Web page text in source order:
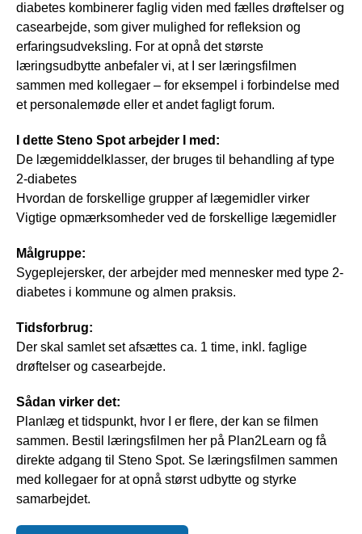
diabetes kombinerer faglig viden med fælles drøftelser og
casearbejde, som giver mulighed for refleksion og
erfaringsudveksling. For at opnå det største
læringsudbytte anbefaler vi, at I ser læringsfilmen
sammen med kollegaer – for eksempel i forbindelse med
et personalemøde eller et andet fagligt forum.
I dette Steno Spot arbejder I med:
De lægemiddelklasser, der bruges til behandling af type
2-diabetes
Hvordan de forskellige grupper af lægemidler virker
Vigtige opmærksomheder ved de forskellige lægemidler
Målgruppe:
Sygeplejersker, der arbejder med mennesker med type 2-
diabetes i kommune og almen praksis.
Tidsforbrug:
Der skal samlet set afsættes ca. 1 time, inkl. faglige
drøftelser og casearbejde.
Sådan virker det:
Planlæg et tidspunkt, hvor I er flere, der kan se filmen
sammen. Bestil læringsfilmen her på Plan2Learn og få
direkte adgang til Steno Spot. Se læringsfilmen sammen
med kollegaer for at opnå størst udbytte og styrke
samarbejdet.